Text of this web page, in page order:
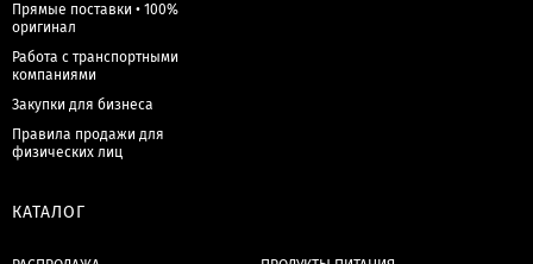
Прямые поставки • 100%
оригинал
Работа с транспортными
компаниями
Закупки для бизнеса
Правила продажи для
физических лиц
КАТАЛОГ